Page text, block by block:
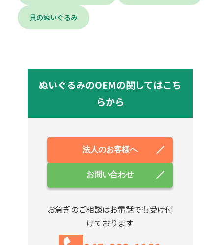
貝のぬいぐるみ
ぬいぐるみのOEMの関してはこち
らから
法人のお客様へ
お問い合わせ
お急ぎのご相談はお電話でも受け付
けております